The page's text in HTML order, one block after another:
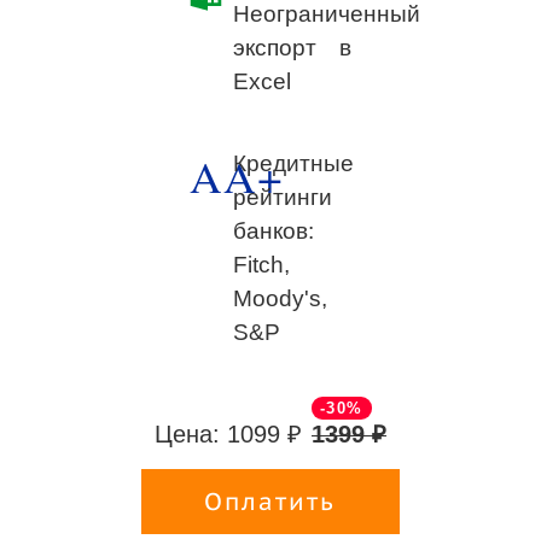
Неограниченный
экспорт в
Excel
AA+
Кредитные
рейтинги
банков:
Fitch,
Moody's,
S&P
Цена: 1099 ₽ 1399 ₽
-30%
Оплатить